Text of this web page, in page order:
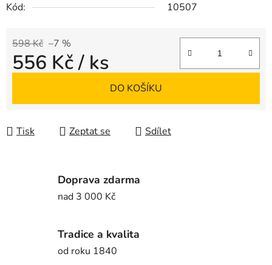
Kód:
10507
598 Kč –7 %
556 Kč/ ks
DO KOŠÍKU
Tisk Zeptat se Sdílet
Doprava zdarma
nad 3 000 Kč
Tradice a kvalita
od roku 1840